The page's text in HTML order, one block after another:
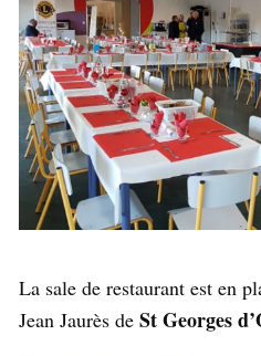
La sale de restaurant est en
Jean Jaurès de St Georges